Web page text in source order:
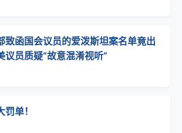
致函国会议员的爱泼斯坦案名单竟出
议员质疑“故意混淆视听”
单！